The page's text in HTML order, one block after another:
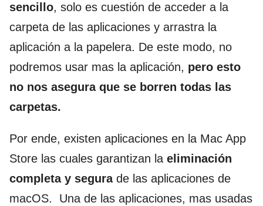
sencillo, solo es cuestión de acceder a la
carpeta de las aplicaciones y arrastra la
aplicación a la papelera. De este modo, no
podremos usar mas la aplicación, pero esto
no nos asegura que se borren todas las
carpetas.
Por ende, existen aplicaciones en la Mac App
Store las cuales garantizan la eliminación
completa y segurade las aplicaciones de
macOS. Una de las aplicaciones, mas usadas